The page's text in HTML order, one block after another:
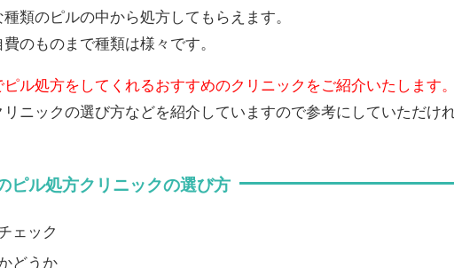
類のピルの中から処方してもらえます。
のものまで種類は様々です。
ル処方をしてくれるおすすめのクリニックをご紹介いたします。
ニックの選び方などを紹介していますので参考にしていただけれ
ピル処方クリニックの選び方
ェック
どうか